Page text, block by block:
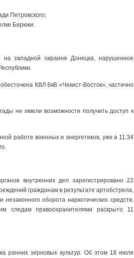
Петровского;
Бирюки.
на западной окраине Донецка, нарушенное
КВЛ 6кВ «Чекист-Восток», частично
не имели возможности получить доступ к
работе военных и энергетиков, уже в 11:34
внутренних дел зарегистрировано 22
гражданам в результате артобстрела,
оборота наркотических средств.
следам правоохранителями раскрыто 11
ранних зерновых культур. Об этом 18 июля